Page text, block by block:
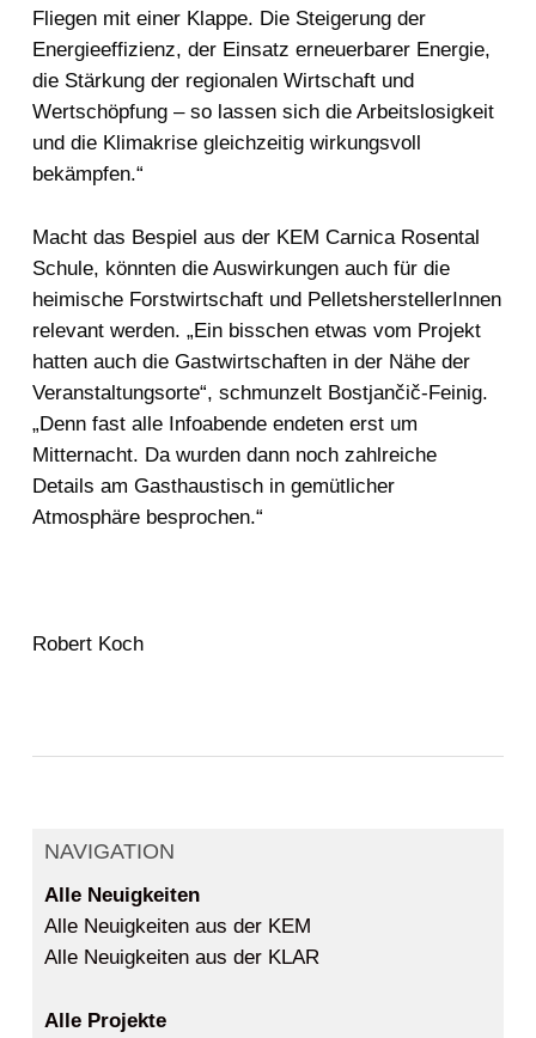
Fliegen mit einer Klappe. Die Steigerung der
Energieeffizienz, der Einsatz erneuerbarer Energie,
die Stärkung der regionalen Wirtschaft und
Wertschöpfung – so lassen sich die Arbeitslosigkeit
und die Klimakrise gleichzeitig wirkungsvoll
bekämpfen.“
Macht das Bespiel aus der KEM Carnica Rosental
Schule, könnten die Auswirkungen auch für die
heimische Forstwirtschaft und PelletsherstellerInnen
relevant werden. „Ein bisschen etwas vom Projekt
hatten auch die Gastwirtschaften in der Nähe der
Veranstaltungsorte“, schmunzelt Bostjančič-Feinig.
„Denn fast alle Infoabende endeten erst um
Mitternacht. Da wurden dann noch zahlreiche
Details am Gasthaustisch in gemütlicher
Atmosphäre besprochen.“
Robert Koch
NAVIGATION
Alle Neuigkeiten
Alle Neuigkeiten aus der KEM
Alle Neuigkeiten aus der KLAR
Alle Projekte